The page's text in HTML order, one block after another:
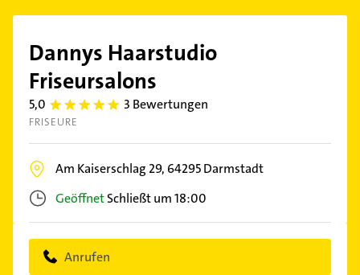
Dannys Haarstudio
Friseursalons
5,0 5.0 3 Bewertungen
FRISEURE
Am Kaiserschlag 29, 64295Darmstadt
GeöffnetSchließt um 18:00
Anrufen